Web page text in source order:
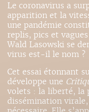
Le coronavirus a
apparition et la
une pandémie
replis, pics et
Wald Lasowski se
virus est-il le nom ?
Cet essai étonnant
développe une
volets : la liberté, la
dissémination